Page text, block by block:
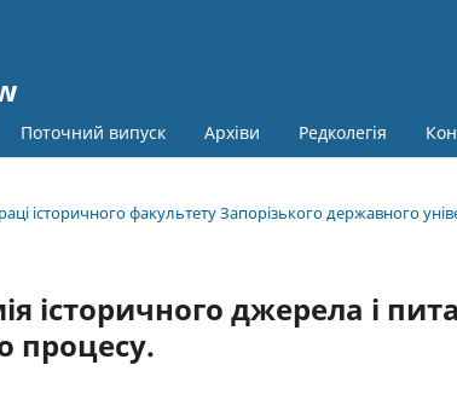
Поточний випуск Архіви Редколегія
історичного факультету Запорізького державного
історичного джерела і
процесу.